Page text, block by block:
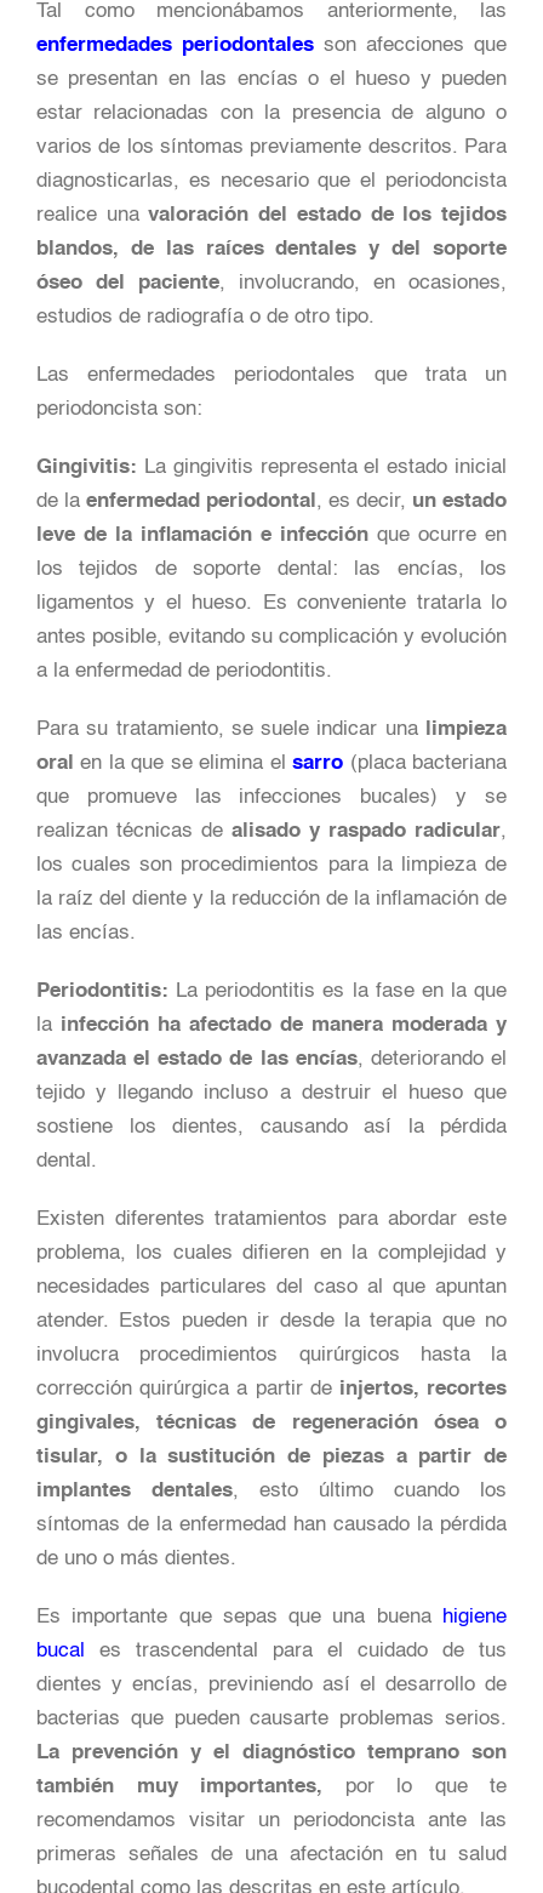
Tal como mencionábamos anteriormente, las
enfermedades periodontales son afecciones que
se presentan en las encías o el hueso y pueden
estar relacionadas con la presencia de alguno o
varios de los síntomas previamente descritos. Para
diagnosticarlas, es necesario que el periodoncista
realice unavaloración del estado de los tejidos
blandos, de las raíces dentales y del soporte
óseo del paciente, involucrando, en ocasiones,
estudios de radiografía o de otro tipo.
Las enfermedades periodontales que trata un
periodoncista son:
Gingivitis: La gingivitis representa el estado inicial
de la enfermedad periodontal , es decir, un estado
leve de la inflamación e infección que ocurre en
los tejidos de soporte dental: las encías, los
ligamentos y el hueso. Es conveniente tratarla lo
antes posible, evitando su complicación y evolución
a la enfermedad de periodontitis.
Para su tratamiento, se suele indicar una
limpieza
oral en la que se elimina el sarro (placa bacteriana
que promueve las infecciones bucales) y se
realizan técnicas de alisado y raspado radicular,
los cuales son procedimientos para la limpieza de
la raíz del diente y la reducción de la inflamación de
las encías.
Periodontitis: La periodontitis es la fase en la que
la infección ha afectado de manera moderada y
avanzada el estado de las encías, deteriorando el
tejido y llegando incluso a destruir el hueso que
sostiene los dientes, causando así la pérdida
dental.
Existen diferentes tratamientos para abordar este
problema, los cuales difieren en la complejidad y
necesidades particulares del caso al que apuntan
atender. Estos pueden ir desde la terapia que no
involucra procedimientos quirúrgicos hasta la
corrección quirúrgica a partir de injertos, recortes
gingivales, técnicas de regeneración ósea o
tisular, o la sustitución de piezas a partir de
implantes dentales, esto último cuando los
síntomas de la enfermedad han causado la pérdida
de uno o más dientes.
Es importante que sepas que una buena
higiene
bucal
es trascendental para el cuidado de tus
dientes y encías, previniendo así el desarrollo de
bacterias que pueden causarte problemas serios.
La prevención y el diagnóstico temprano son
también muy importantes, por lo que te
recomendamos visitar un periodoncista ante las
primeras señales de una afectación en tu salud